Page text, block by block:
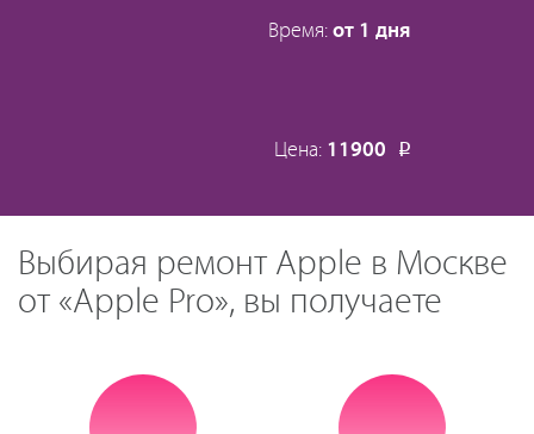
Время: от 1 дня
Цена: 11900 Р
Выбирая ремонт Apple в Москве
от «Apple Pro», вы получаете